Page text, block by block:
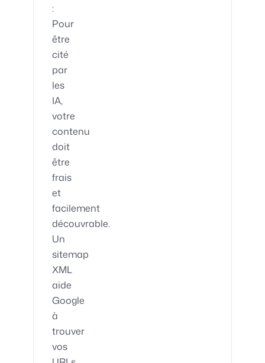
:
Pour
être
cité
par
les
IA,
votre
contenu
doit
être
frais
et
facilement
découvrable.
Un
sitemap
XML
aide
Google
à
trouver
vos